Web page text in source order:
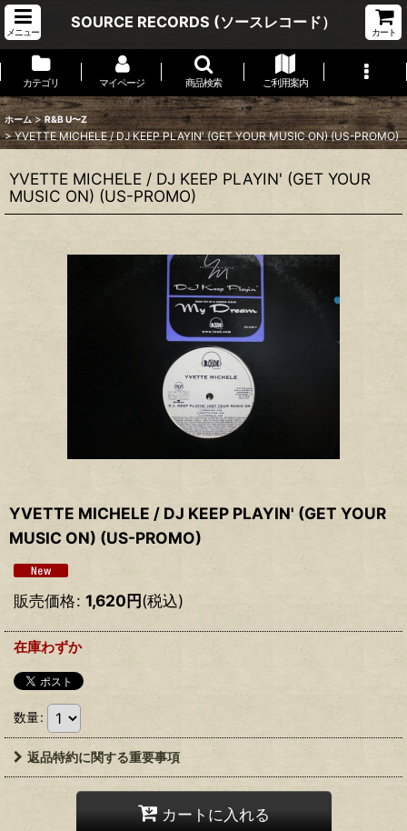
メニュー
SOURCE RECORDS (ソースレコード）
カート
カテゴリ マイページ 商品検索 ご利用案内
ホーム > R&B U〜Z
> YVETTE MICHELE / DJ KEEP PLAYIN' (GET YOUR MUSIC ON) (US-PROMO)
YVETTE MICHELE / DJ KEEP PLAYIN' (GET YOUR
MUSIC ON) (US-PROMO)
YVETTE MICHELE / DJ KEEP PLAYIN' (GET YOUR
MUSIC ON) (US-PROMO)
販売価格: 1,620円(税込)
在庫わずか
数量:
返品特約に関する重要事項
カートに入れる